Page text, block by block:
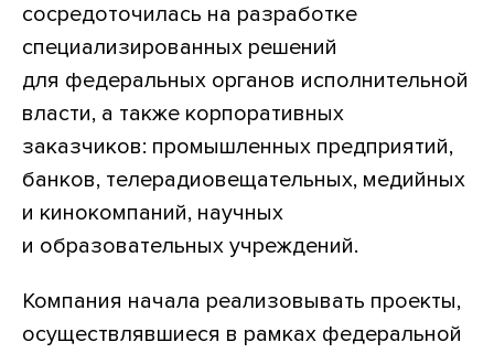
сосредоточилась на разработке
специализированных решений
для федеральных органов исполнительной
власти, а также корпоративных
заказчиков: промышленных предприятий,
банков, телерадиовещательных, медийных
и кинокомпаний, научных
и образовательных учреждений.
Компания начала реализовывать проекты,
осуществлявшиеся в рамках федеральной